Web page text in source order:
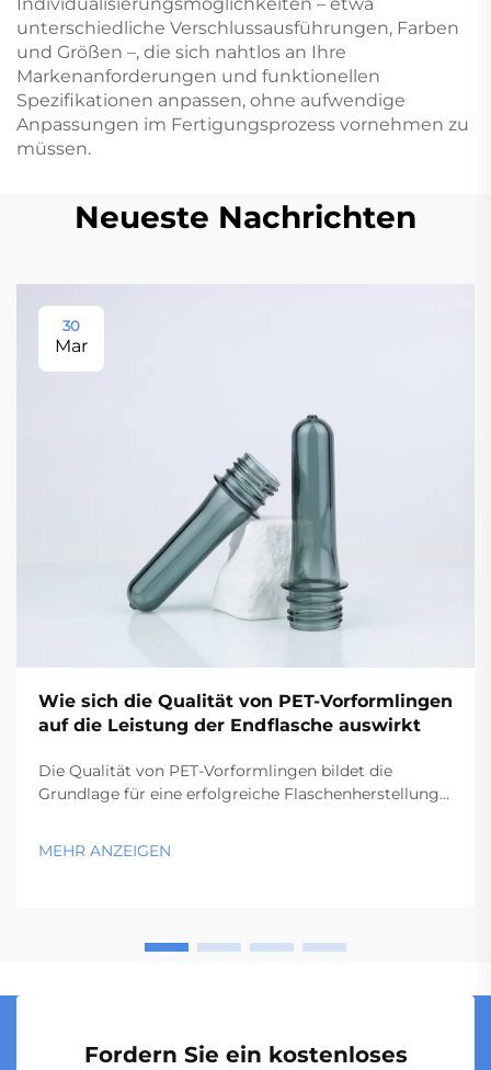
unterschiedliche Verschlussausführungen, Farben
und Größen –, die sich nahtlos an Ihre
Markenanforderungen und funktionellen
Spezifikationen anpassen, ohne aufwendige
Anpassungen im Fertigungsprozess vornehmen zu
müssen.
Neueste Nachrichten
30
Mar
Wie sich die Qualität von PET-Vorformlingen
auf die Leistung der Endflasche auswirkt
Die Qualität von PET-Vorformlingen bildet die
Grundlage für eine erfolgreiche Flaschenherstellung
Behälters. Exzellenz bei der Herstellung von PET-
MEHR ANZEIGEN
Fordern Sie ein kostenloses